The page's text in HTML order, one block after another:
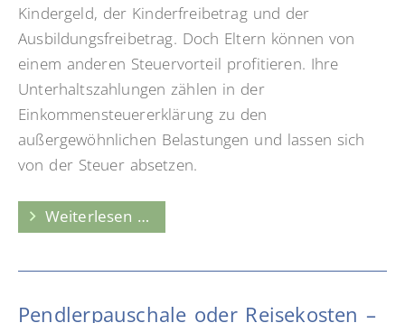
Kindergeld, der Kinderfreibetrag und der
Ausbildungsfreibetrag. Doch Eltern können von
einem anderen Steuervorteil profitieren. Ihre
Unterhaltszahlungen zählen in der
Einkommensteuererklärung zu den
außergewöhnlichen Belastungen und lassen sich
von der Steuer absetzen.
Weiterlesen …
Eltern
für
Pendlerpauschale oder Reisekosten –